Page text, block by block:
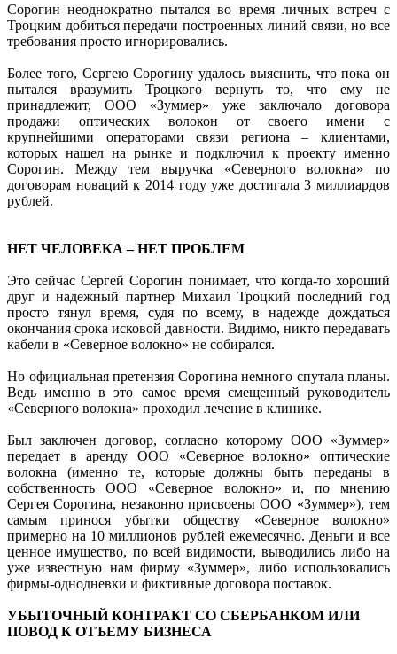
Сорогин неоднократно пытался во время личных встреч с
Троцким добиться передачи построенных линий связи, но все
требования просто игнорировались.
Более того, Сергею Сорогину удалось выяснить, что пока он
пытался вразумить Троцкого вернуть то, что ему не
принадлежит, ООО «Зуммер» уже заключало договора
продажи оптических волокон от своего имени с
крупнейшими операторами связи региона – клиентами,
которых нашел на рынке и подключил к проекту именно
Сорогин. Между тем выручка «Северного волокна» по
договорам новаций к 2014 году уже достигала 3 миллиардов
рублей.
НЕТ ЧЕЛОВЕКА – НЕТ ПРОБЛЕМ
Это сейчас Сергей Сорогин понимает, что когда-то хороший
друг и надежный партнер Михаил Троцкий последний год
просто тянул время, судя по всему, в надежде дождаться
окончания срока исковой давности. Видимо, никто передавать
кабели в «Северное волокно» не собирался.
Но официальная претензия Сорогина немного спутала планы.
Ведь именно в это самое время смещенный руководитель
«Северного волокна» проходил лечение в клинике.
Был заключен договор, согласно которому ООО «Зуммер»
передает в аренду ООО «Северное волокно» оптические
волокна (именно те, которые должны быть переданы в
собственность ООО «Северное волокно» и, по мнению
Сергея Сорогина, незаконно присвоены ООО «Зуммер»), тем
самым принося убытки обществу «Северное волокно»
примерно на 10 миллионов рублей ежемесячно. Деньги и все
ценное имущество, по всей видимости, выводились либо на
уже известную нам фирму «Зуммер», либо использовались
фирмы-однодневки и фиктивные договора поставок.
УБЫТОЧНЫЙ КОНТРАКТ СО СБЕРБАНКОМ ИЛИ
ПОВОД К ОТЪЕМУ БИЗНЕСА